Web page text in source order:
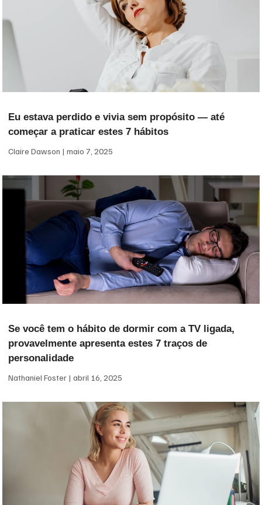
Eu estava perdido e vivia sem propósito — até
começar a praticar estes 7 hábitos
Claire Dawson maio 7, 2025
Se você tem o hábito de dormir com a TV ligada,
provavelmente apresenta estes 7 traços de
personalidade
Nathaniel Foster abril 16, 2025